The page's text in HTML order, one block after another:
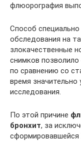
флюорография
Способ специально
обследования на
злокачественные
снимков
по сравнению со
время
исследования.
По этой причине
бронхит, за